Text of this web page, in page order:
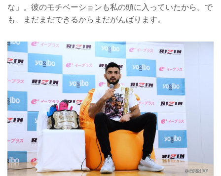
な」。彼のモチベーションも私の頭に入っていたから。で
も、まだまだできるからまだがんばります。